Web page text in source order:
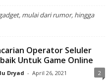
mulai dari rumor, hingga
Operator Seluler
Untuk Game Online
Dryad - April 26, 2021 2